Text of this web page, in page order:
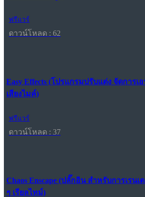
ฟรีแวร์
ดาวน์โหลด : 62
Easy Effects (โปรแกรมปรับแต่ง จัดการเ
เสียงไมค์)
ฟรีแวร์
ดาวน์โหลด : 37
Chaos Enscape (ปลั๊กอิน สำหรับการเรน
ๆ เรียลไทม์)